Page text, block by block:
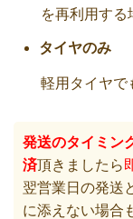
を再利用する
タイヤのみ
軽用タイヤで
発送のタイミン
済頂きましたら
翌営業日の発送
に添えない場合